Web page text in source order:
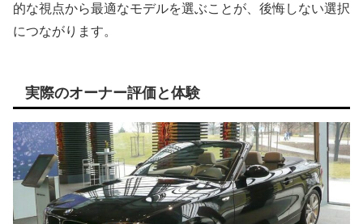
的な視点から最適なモデルを選ぶことが、後悔しない選択
につながります。
実際のオーナー評価と体験